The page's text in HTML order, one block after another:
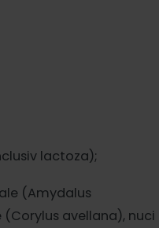
lactoza);
(Amydalus
(Corylus avellana), nuci